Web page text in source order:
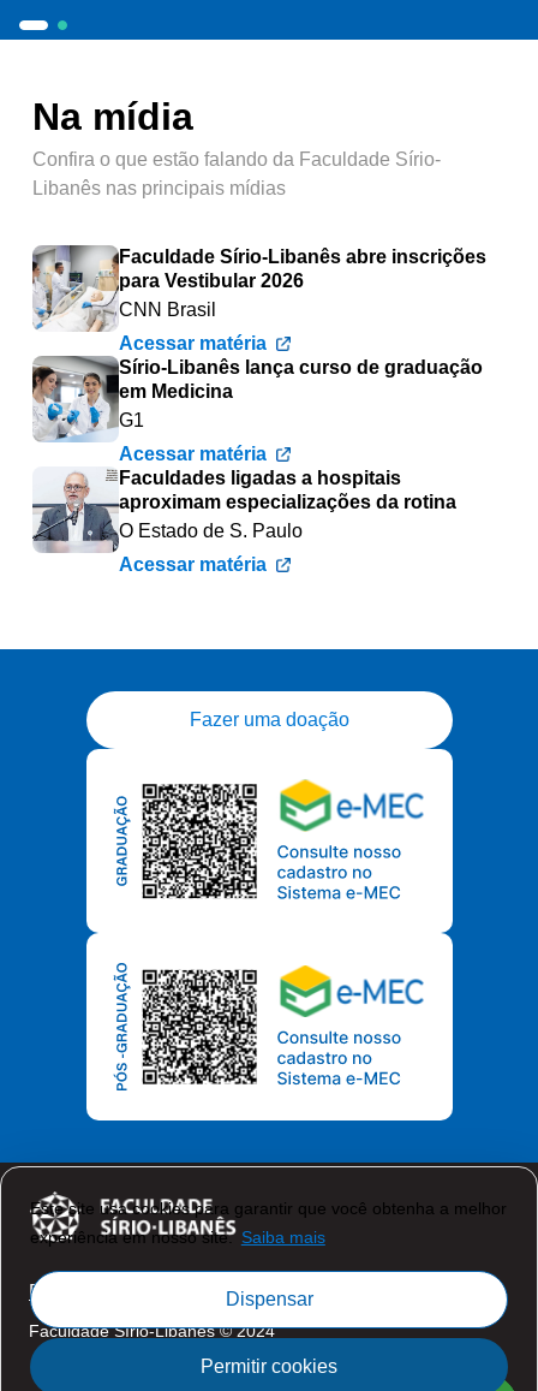
Este site usa cookies para garantir que você obtenha a melhor
experiência em nosso site. Saiba mais
Permitir cookies
Dispensar
Na Faculdade Sírio-Libanês, tradição e excelência se
Contamos com toda a estrutura necessária para o
Na mídia
Confira o que estão falando da Faculdade Sírio-
Libanês nas principais mídias
Faculdade Sírio-Libanês abre inscrições
para Vestibular 2026
CNN Brasil
Acessar matéria
Sírio-Libanês lança curso de graduação
em Medicina
G1
Acessar matéria
Faculdades ligadas a hospitais
aproximam especializações da rotina
O Estado de S. Paulo
Acessar matéria
Fazer uma doação
Política de Privacidade
Faculdade Sírio-Libanês © 2024